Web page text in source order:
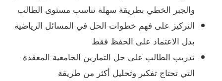
والجبر الخطي بطريقة سهلة تناسب مستوى الطالب
التركيز على فهم خطوات الحل في المسائل الرياضية
بدل الاعتماد على الحفظ فقط
تدريب الطالب على حل التمارين الجامعية المعقدة
التي تحتاج تفكير وتحليل أكثر من طريقة